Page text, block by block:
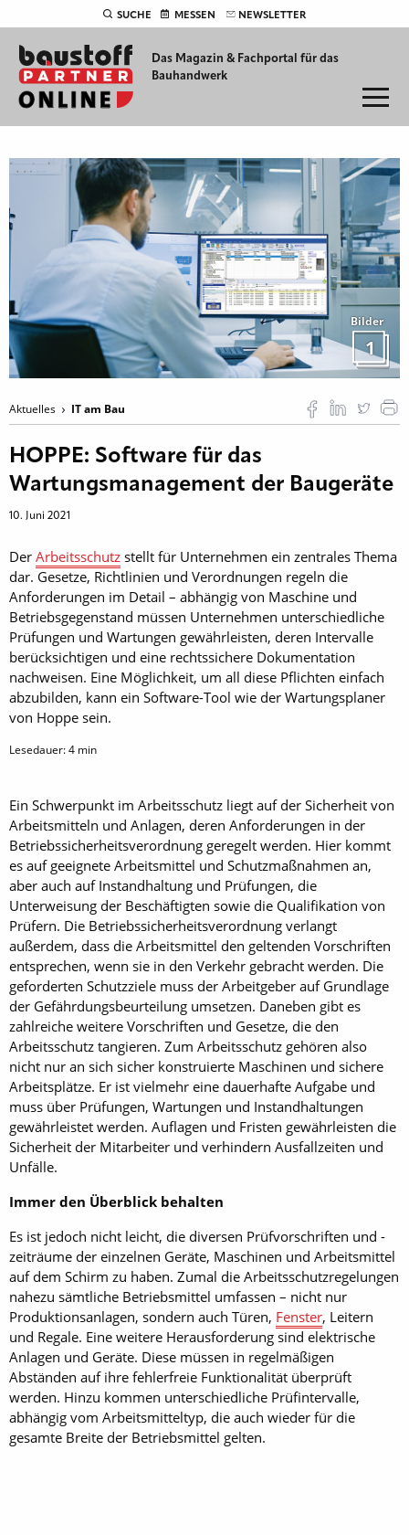
SUCHE MESSEN NEWSLETTER
Das Magazin & Fachportal für das
Bauhandwerk
Bilder
1
Aktuelles IT am Bau
HOPPE: Software für das
Wartungsmanagement der Baugeräte
10. Juni 2021
Der Arbeitsschutz stellt für Unternehmen ein zentrales Thema
dar. Gesetze, Richtlinien und Verordnungen regeln die
Anforderungen im Detail – abhängig von Maschine und
Betriebsgegenstand müssen Unternehmen unterschiedliche
Prüfungen und Wartungen gewährleisten, deren Intervalle
berücksichtigen und eine rechtssichere Dokumentation
nachweisen. Eine Möglichkeit, um all diese Pflichten einfach
abzubilden, kann ein Software-Tool wie der Wartungsplaner
von Hoppe sein.
Lesedauer:4 min
Ein Schwerpunkt im Arbeitsschutz liegt auf der Sicherheit von
Arbeitsmitteln und Anlagen, deren Anforderungen in der
Betriebssicherheitsverordnung geregelt werden. Hier kommt
es auf geeignete Arbeitsmittel und Schutzmaßnahmen an,
aber auch auf Instandhaltung und Prüfungen, die
Unterweisung der Beschäftigten sowie die Qualifikation von
Prüfern. Die Betriebssicherheitsverordnung verlangt
außerdem, dass die Arbeitsmittel den geltenden Vorschriften
entsprechen, wenn sie in den Verkehr gebracht werden. Die
geforderten Schutzziele muss der Arbeitgeber auf Grundlage
der Gefährdungsbeurteilung umsetzen. Daneben gibt es
zahlreiche weitere Vorschriften und Gesetze, die den
Arbeitsschutz tangieren. Zum Arbeitsschutz gehören also
nicht nur an sich sicher konstruierte Maschinen und sichere
Arbeitsplätze. Er ist vielmehr eine dauerhafte Aufgabe und
muss über Prüfungen, Wartungen und Instandhaltungen
gewährleistet werden. Auflagen und Fristen gewährleisten die
Sicherheit der Mitarbeiter und verhindern Ausfallzeiten und
Unfälle.
Immer den Überblick behalten
Es ist jedoch nicht leicht, die diversen Prüfvorschriften und -
zeiträume der einzelnen Geräte, Maschinen und Arbeitsmittel
auf dem Schirm zu haben. Zumal die Arbeitsschutzregelungen
nahezu sämtliche Betriebsmittel umfassen – nicht nur
Produktionsanlagen, sondern auch Türen, Fenster, Leitern
und Regale. Eine weitere Herausforderung sind elektrische
Anlagen und Geräte. Diese müssen in regelmäßigen
Abständen auf ihre fehlerfreie Funktionalität überprüft
werden. Hinzu kommen unterschiedliche Prüfintervalle,
abhängig vom Arbeitsmitteltyp, die auch wieder für die
gesamte Breite der Betriebsmittel gelten.